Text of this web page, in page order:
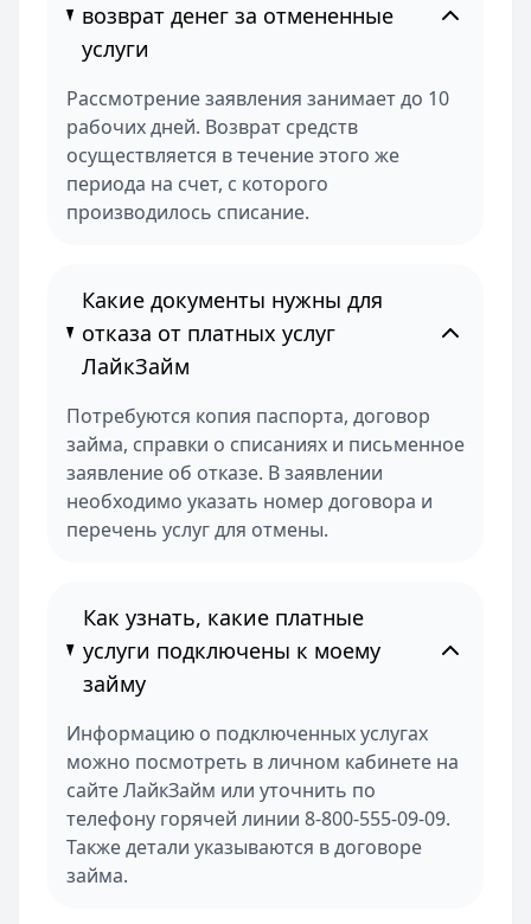
возврат денег за отмененные
услуги
Рассмотрение заявления занимает до 10
рабочих дней. Возврат средств
осуществляется в течение этого же
периода на счет, с которого
производилось списание.
Какие документы нужны для
отказа от платных услуг
ЛайкЗайм
Потребуются копия паспорта, договор
займа, справки о списаниях и письменное
заявление об отказе. В заявлении
необходимо указать номер договора и
перечень услуг для отмены.
Как узнать, какие платные
услуги подключены к моему
займу
Информацию о подключенных услугах
можно посмотреть в личном кабинете на
сайте ЛайкЗайм или уточнить по
телефону горячей линии 8-800-555-09-09.
Также детали указываются в договоре
займа.